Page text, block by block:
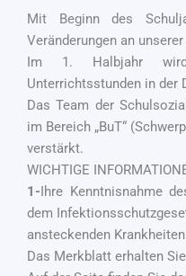
Mit Beginn des
Veränderungen an
Im 1. Halbjahr
Unterrichtsstunden in der
Das Team der
im Bereich „BuT“
verstärkt.
WICHTIGE
1-Ihre Kenntnisnahme
dem
ansteckenden
Das Merkblatt erhalten